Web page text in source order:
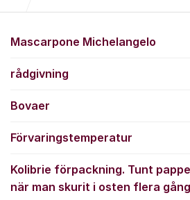
Produktfrågor
Mascarpone Michelangelo
rådgivning
Bovaer
Förvaringstemperatur
Kolibrie förpackning. Tunt
när man skurit i osten flera